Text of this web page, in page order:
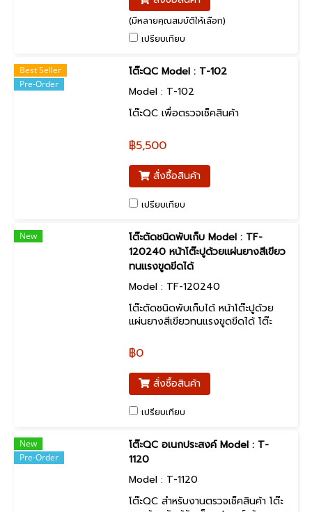
(มีหลายคุณสมบัติให้เลือก)
เปรียบเทียบ
Best Seller
Pre-Order
โต๊ะQC Model : T-102
Model : T-102
โต๊ะQC เพื่อตรวจเช็คสินค้า
฿5,500
สั่งซื้อสินค้า
เปรียบเทียบ
New
โต๊ะตัดชนิดพับเก็บ Model : TF-
120240 หน้าโต๊ะปูด้วยแผ่นยางสีเขียว
ทนแรงขูดขีดได้
Model : TF-120240
โต๊ะตัดชนิดพับเก็บได้ หน้าโต๊ะปูด้วย
แผ่นยางสีเขียวทนแรงขูดขีดได้ โต๊ะ
เกอร์ งานกรีด-ตัดบนโต๊ะ และอื่นๆ
฿0
สั่งซื้อสินค้า
เปรียบเทียบ
New
Pre-Order
โต๊ะQC อเนกประสงค์ Model : T-
1120
Model : T-1120
โต๊ะQC สำหรับงานตรวจเช็คสินค้า โต๊ะ